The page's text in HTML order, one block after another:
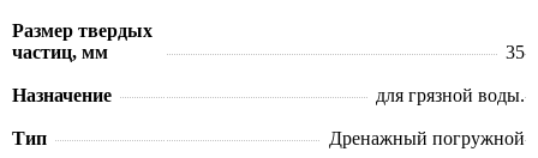
Размер твердых
частиц, мм
35
Назначение для грязной воды.
Тип Дренажный погружной